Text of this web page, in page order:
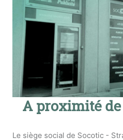
A proximité
Le siège social de Socotic -